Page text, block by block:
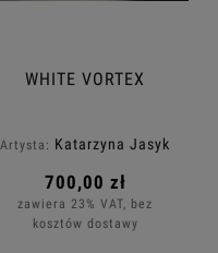
WHITE VORTEX
Artysta: Katarzyna Jasyk
700,00 zł
zawiera 23% VAT, bez
kosztów dostawy